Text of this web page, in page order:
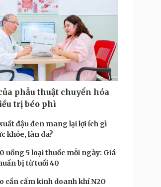
phẫu thuật chuyển hóa
trị béo phì
đậu đen mang lại lợi ích gì
khỏe, làn da?
uống 5 loại thuốc mỗi ngày: Giá
bị từ tuổi 40
cần cấm kinh doanh khí N2O